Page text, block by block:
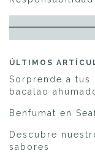
ÚLTIMOS
Sorprende a tus
bacalao
Benfumat en
Descubre
sabores